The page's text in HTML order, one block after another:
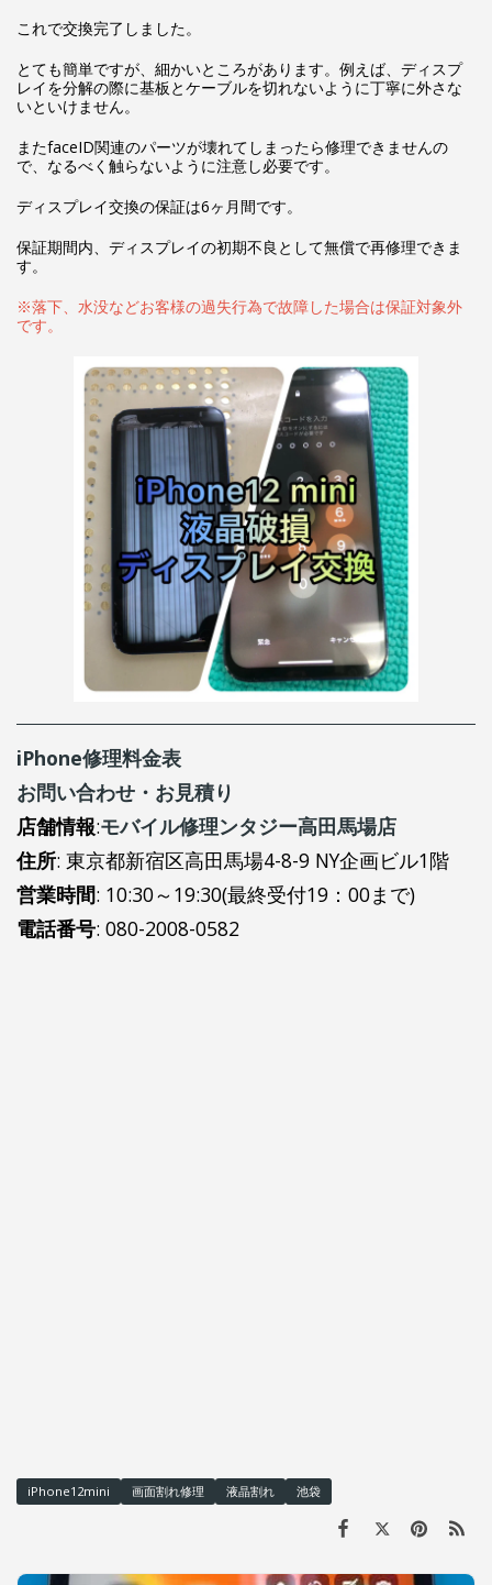
これで交換完了しました。
とても簡単ですが、細かいところがあります。例えば、ディスプ
レイを分解の際に基板とケーブルを切れないように丁寧に外さな
いといけません。
またfaceID関連のパーツが壊れてしまったら修理できませんの
で、なるべく触らないように注意し必要です。
ディスプレイ交換の保証は6ヶ月間です。
保証期間内、ディスプレイの初期不良として無償で再修理できま
す。
※落下、水没などお客様の過失行為で故障した場合は保証対象外
です。
iPhone修理料金表
お問い合わせ・お見積り
店舗情報:モバイル修理ンタジー高田馬場店
住所: 東京都新宿区高田馬場4-8-9 NY企画ビル1階
営業時間: 10:30～19:30(最終受付19：00まで)
電話番号: 080-2008-0582
iPhone12mini 画面割れ修理 液晶割れ 池袋